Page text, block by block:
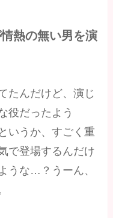
熱の無い男を演
たんだけど、演じ
役だったよう
いうか、すごく重
で登場するんだけ
うな…？うーん、